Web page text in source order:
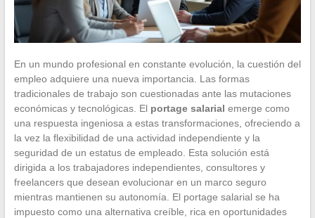
En un mundo profesional en constante evolución, la cuestión del
empleo adquiere una nueva importancia. Las formas
tradicionales de trabajo son cuestionadas ante las mutaciones
económicas y tecnológicas. El portage salarial emerge como
una respuesta ingeniosa a estas transformaciones, ofreciendo a
la vez la flexibilidad de una actividad independiente y la
seguridad de un estatus de empleado. Esta solución está
dirigida a los trabajadores independientes, consultores y
freelancers que desean evolucionar en un marco seguro
mientras mantienen su autonomía. El portage salarial se ha
impuesto como una alternativa creíble, rica en oportunidades